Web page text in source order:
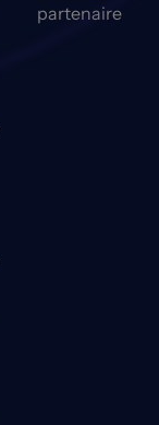
partenaire